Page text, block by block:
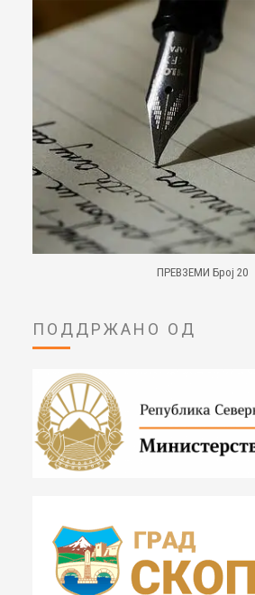
ПРЕВЗЕМИ Број 20
ПОДДРЖАНО ОД